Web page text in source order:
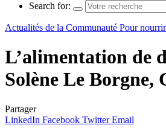
Search for:
Actualités de la Communauté Pour
L’alimentation de
Solène Le Borgne,
Partager
LinkedIn Facebook Twitter Email